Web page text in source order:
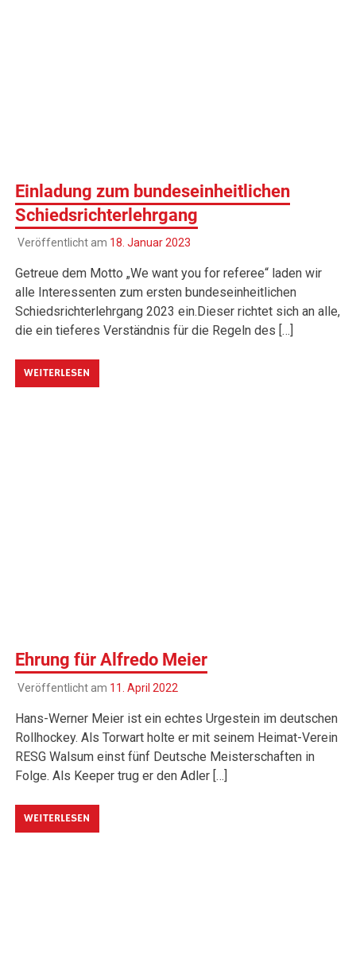
Einladung zum bundeseinheitlichen
Schiedsrichterlehrgang
Veröffentlicht am 18. Januar 2023
Getreue dem Motto „We want you for referee“ laden wir
alle Interessenten zum ersten bundeseinheitlichen
Schiedsrichterlehrgang 2023 ein.Dieser richtet sich an alle,
die ein tieferes Verständnis für die Regeln des […]
WEITERLESEN
Ehrung für Alfredo Meier
Veröffentlicht am 11. April 2022
Hans-Werner Meier ist ein echtes Urgestein im deutschen
Rollhockey. Als Torwart holte er mit seinem Heimat-Verein
RESG Walsum einst fünf Deutsche Meisterschaften in
Folge. Als Keeper trug er den Adler […]
WEITERLESEN